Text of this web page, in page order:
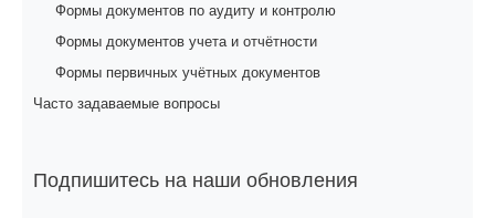
Формы документов по аудиту и контролю
Формы документов учета и отчётности
Формы первичных учётных документов
Часто задаваемые вопросы
Подпишитесь на наши обновления